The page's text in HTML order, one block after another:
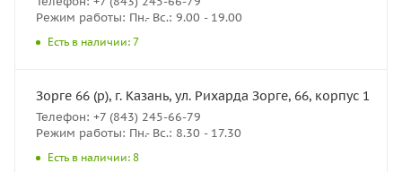
Режим работы: Пн.- Вс.: 9.00 - 19.00
Есть в наличии: 7
Зорге 66 (р), г. Казань, ул. Рихарда Зорге, 66, корпус 1
Телефон: +7 (843) 245-66-79
Режим работы: Пн.- Вс.: 8.30 - 17.30
Есть в наличии: 8